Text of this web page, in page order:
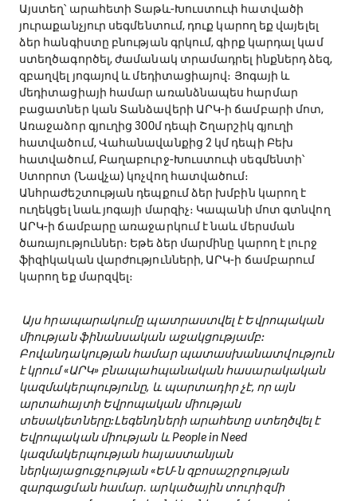
Այստեղ՝ արահետի Տաթև-Խուստուփ հատվածի
յուրաքանչյուր սեգմենտում, դուք կարող եք վայելել
ձեր հանգիստը բնության գրկում, գիրք կարդալ կամ
ստեղծագործել, ժամանակ տրամադրել ինքներդ ձեզ,
զբաղվել յոգայով և մեդիտացիայով։ Յոգայի և
մեդիտացիայի համար առանձնապես հարմար
բացատներ կան Տանձավերի ԱՐԿ-ի ճամբարի մոտ,
Առաջաձոր գյուղից 300մ դեպի Շղարշիկ գյուղի
հատվածում, Վահանավանքից 2 կմ դեպի Բեխ
հատվածում, Բաղաբուրջ-Խուստուփ սեգմենտի՝
Ստորոտ (Նավչա) կոչվող հատվածում։
Անհրաժեշտության դեպքում ձեր խմբին կարող է
ուղեկցել նաև յոգայի մարզիչ։ Կապանի մոտ գտնվող
ԱՐԿ-ի ճամբարը առաջարկում է նաև մերսման
ծառայություններ։ Եթե ձեր մարմինը կարող է լուրջ
ֆիզիկական վարժությունների, ԱՐԿ-ի ճամբարում
կարող եք մարզվել։
Այս հրապարակումը պատրաստվել է Եվրոպական
միության ֆինանսական աջակցությամբ:
Բովանդակության համար պատասխանատվություն
է կրում «ԱՐԿ» բնապահպանական հասարակական
կազմակերպությունը, և պարտադիր չէ, որ այն
արտահայտի Եվրոպական միության
տեսակետները:Լեգենդների արահետը ստեղծվել է
Եվրոպական միության և People in Need
կազմակերպության հայաստանյան
ներկայացուցչության «ԵՄ-ն զբոսաշրջության
զարգացման համար․ արկածային տուրիզմի